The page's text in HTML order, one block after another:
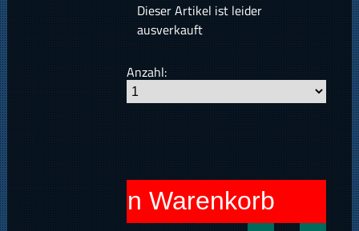
Dieser Artikel ist leider
ausverkauft
Anzahl:
In den Warenkorb